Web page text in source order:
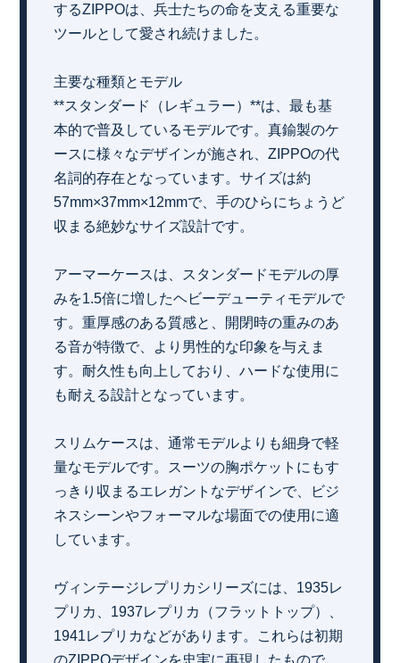
するZIPPOは、兵士たちの命を支える重要な
ツールとして愛され続けました。
主要な種類とモデル
**スタンダード（レギュラー）**は、最も基
本的で普及しているモデルです。真鍮製のケ
ースに様々なデザインが施され、ZIPPOの代
名詞的存在となっています。サイズは約
57mm×37mm×12mmで、手のひらにちょうど
収まる絶妙なサイズ設計です。
アーマーケースは、スタンダードモデルの厚
みを1.5倍に増したヘビーデューティモデルで
す。重厚感のある質感と、開閉時の重みのあ
る音が特徴で、より男性的な印象を与えま
す。耐久性も向上しており、ハードな使用に
も耐える設計となっています。
スリムケースは、通常モデルよりも細身で軽
量なモデルです。スーツの胸ポケットにもす
っきり収まるエレガントなデザインで、ビジ
ネスシーンやフォーマルな場面での使用に適
しています。
ヴィンテージレプリカシリーズには、1935レ
プリカ、1937レプリカ（フラットトップ）、
1941レプリカなどがあります。これらは初期
のZIPPOデザインを忠実に再現したもので、